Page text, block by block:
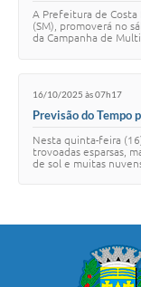
A Prefeitura de Costa
(SM), promoverá no
da Campanha de
16/10/2025 às 07h17
Previsão do Tempo
Nesta quinta-feira
trovoadas esparsas,
de sol e muitas